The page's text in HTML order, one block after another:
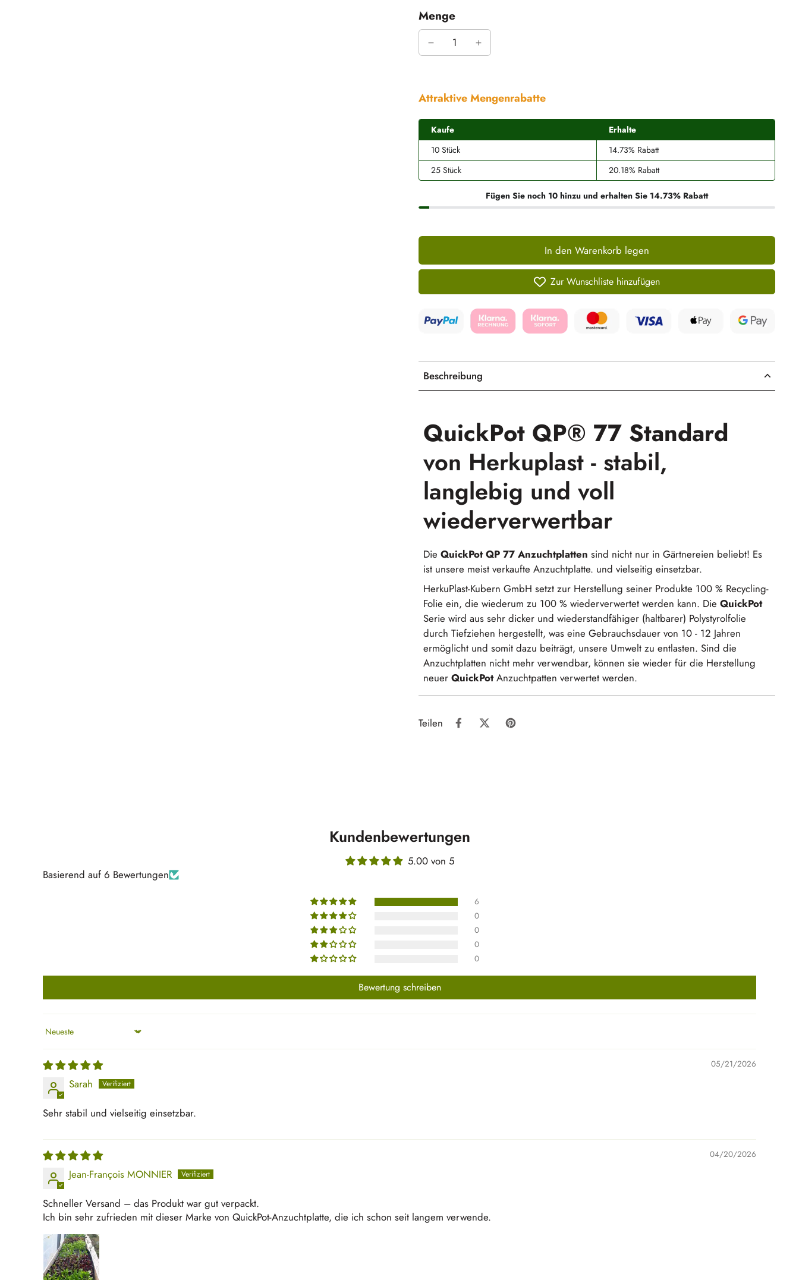
Menge
Attraktive Mengenrabatte
Kaufe
Erhalte
10 Stück
14.73% Rabatt
25 Stück
20.18% Rabatt
Fügen Sie noch 10 hinzu und erhalten Sie 14.73% Rabatt
In den Warenkorb legen
Zur Wunschliste hinzufügen
Beschreibung
QuickPot QP® 77 Standard
von Herkuplast - stabil,
langlebig und voll
wiederverwertbar
Die QuickPotQP 77 Anzuchtplatten sind nicht nur in Gärtnereien beliebt! Es
ist unsere meist verkaufte Anzuchtplatte. und vielseitig einsetzbar.
HerkuPlast-Kubern GmbH setzt zur Herstellung seiner Produkte 100 % Recycling-
Folie ein, die wiederum zu 100 % wiederverwertet werden kann. Die QuickPot
Serie wird aus sehr dicker und wiederstandfähiger (haltbarer) Polystyrolfolie
durch Tiefziehen hergestellt, was eine Gebrauchsdauer von 10 - 12 Jahren
ermöglicht und somit dazu beiträgt, unsere Umwelt zu entlasten. Sind die
Anzuchtplatten nicht mehr verwendbar, können sie wieder für die Herstellung
neuer QuickPotAnzuchtpatten verwertet werden.
Teilen
Kundenbewertungen
5.00 von 5
Basierend auf 6 Bewertungen
6
0
0
0
0
Bewertung schreiben
Sort by
05/21/2026
Sarah
Sehr stabil und vielseitig einsetzbar.
04/20/2026
Jean-François MONNIER
Schneller Versand – das Produkt war gut verpackt.
Ich bin sehr zufrieden mit dieser Marke von QuickPot-Anzuchtplatte, die ich schon seit langem verwende.